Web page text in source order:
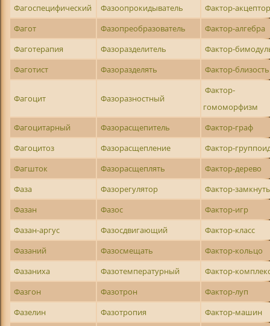
Фагоспецифический
Фазоопрокидыватель
Фактор-
Фагот
Фазопреобразователь
Фактор-алгебра
Фаготерапия
Фазоразделитель
Фактор-
Фаготист
Фазоразделять Фактор-близость
Фагоцит Фазоразностный
Фактор-
гомоморфизм
Фагоцитарный
Фазорасщепитель
Фактор-граф
Фагоцитоз
Фазорасщепление
Фактор-
Фагшток
Фазорасщеплять
Фактор-дерево
Фаза
Фазорегулятор
Фактор-
Фазан
Фазос
Фактор-игр
Фазан-аргус
Фазосдвигающий
Фактор-класс
Фазаний
Фазосмещать
Фактор-кольцо
Фазаниха
Фазотемпературный
Фактор-
Фазгон
Фазотрон
Фактор-луп
Фазелин
Фазотропия
Фактор-машин